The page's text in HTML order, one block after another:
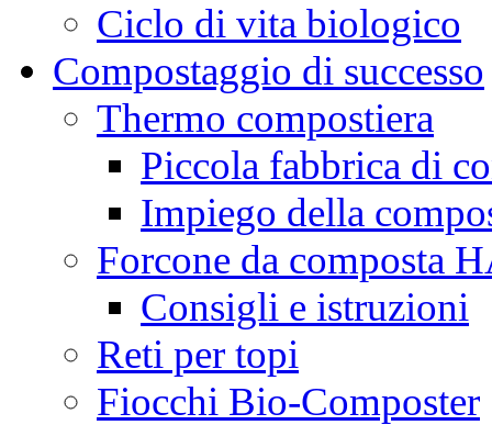
Ciclo di vita biologico
Compostaggio di successo
Thermo compostiera
Piccola fabbrica di
Impiego della
Forcone da composta
Consigli e istruzioni
Reti per topi
Fiocchi Bio-Composter